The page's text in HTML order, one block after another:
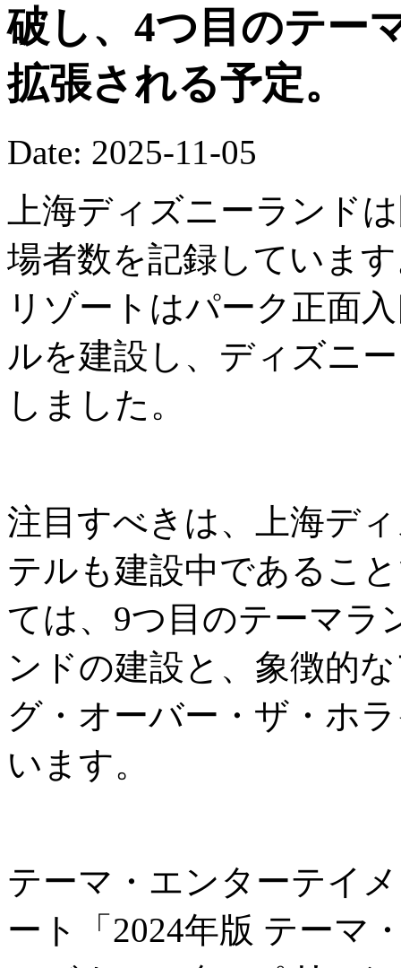
破し、4つ目のテー
拡張される予定。
Date: 2025-11-05
上海ディズニーランド
場者数を記録していま
リゾートはパーク正面
ルを建設し、ディズニ
しました。
注目すべきは、上海デ
テルも建設中であるこ
ては、9つ目のテーマラ
ンドの建設と、象徴的
グ・オーバー・ザ・ホ
います。
テーマ・エンターテイ
ート「2024年版 テーマ